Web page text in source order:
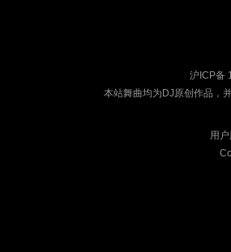
沪ICP备
本站舞曲均为DJ原创作品，
用